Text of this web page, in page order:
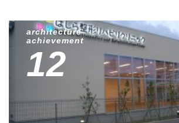
architecture
achievement
12